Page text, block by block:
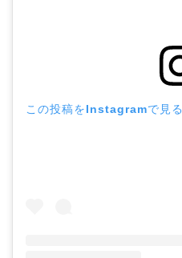
この投稿をInstagramで見る